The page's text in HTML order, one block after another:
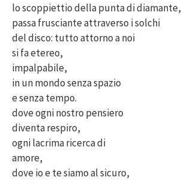
lo scoppiettio della punta di diamante,
passa frusciante attraverso i solchi
del disco: tutto attorno a noi
si fa etereo,
impalpabile,
in un mondo senza spazio
e senza tempo.
dove ogni nostro pensiero
diventa respiro,
ogni lacrima ricerca di
amore,
dove io e te siamo al sicuro,